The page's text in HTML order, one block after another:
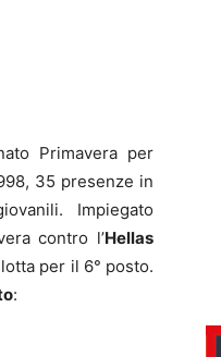
Primavera per
35 presenze in
Impiegato
contro l’Hellas
per il 6° posto.
: